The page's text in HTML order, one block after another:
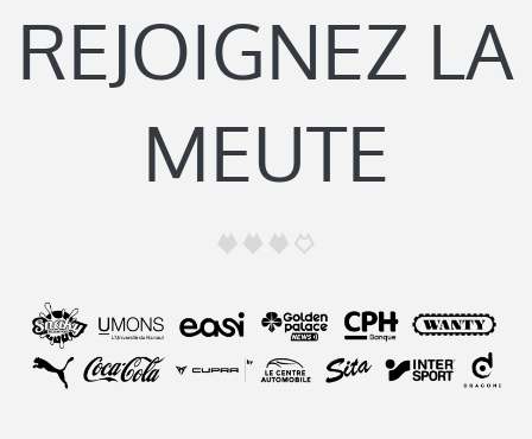
REJOIGNEZ LA
MEUTE